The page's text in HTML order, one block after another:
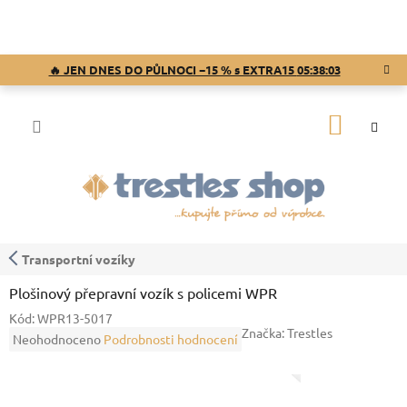
🔥 JEN DNES DO PŮLNOCI −15 % s EXTRA1505:38:03
Transportní vozíky
Plošinový přepravní vozík s policemi WPR
Kód:WPR13-5017
Průměrné
Neohodnoceno Podrobnosti hodnocení Značka:Trestles